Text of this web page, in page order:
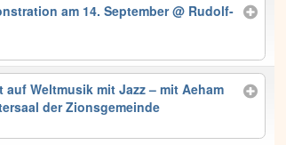
am 14. September@ Rudolf-
Weltmusik mit Jazz – mit Aeham
der Zionsgemeinde